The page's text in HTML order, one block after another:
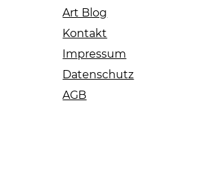
Art Blog
Kontakt
Impressum
Datenschutz
AGB